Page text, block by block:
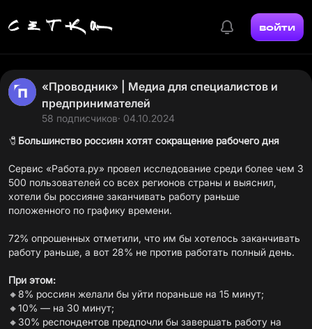
войти
«Проводник» | Медиа для специалистов и
предпринимателей
58 подписчиков· 04.10.2024
🧷 Большинство россиян хотят сокращение рабочего дня
Сервис «Работа.ру» провел исследование среди более чем 3
500 пользователей со всех регионов страны и выяснил,
хотели бы россияне заканчивать работу раньше
положенного по графику времени.
72% опрошенных отметили, что им бы хотелось заканчивать
работу раньше, а вот 28% не против работать полный день.
При этом:
🔸8% россиян желали бы уйти пораньше на 15 минут;
🔸10% — на 30 минут;
🔸30% респондентов предпочли бы завершать работу на